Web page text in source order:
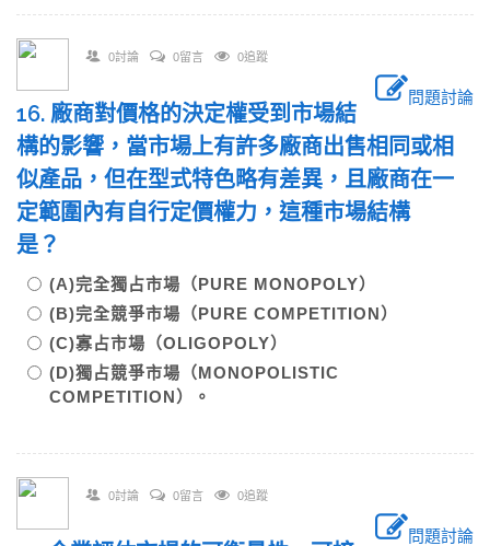
0討論 0留言 0追蹤
問題討論
16. 廠商對價格的決定權受到市場結
構的影響，當市場上有許多廠商出售相同或相
似產品，但在型式特色略有差異，且廠商在一
定範圍內有自行定價權力，這種市場結構
是？
(A)完全獨占市場（PURE MONOPOLY）
(B)完全競爭市場（PURE COMPETITION）
(C)寡占市場（OLIGOPOLY）
(D)獨占競爭市場（MONOPOLISTIC
COMPETITION）。
0討論 0留言 0追蹤
問題討論